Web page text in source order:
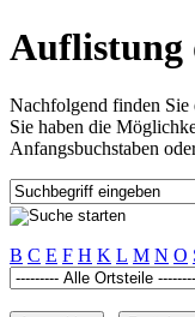
Auflistung
Nachfolgend finden Sie
Sie haben die
Anfangsbuchstaben
B C E F H K L M N O